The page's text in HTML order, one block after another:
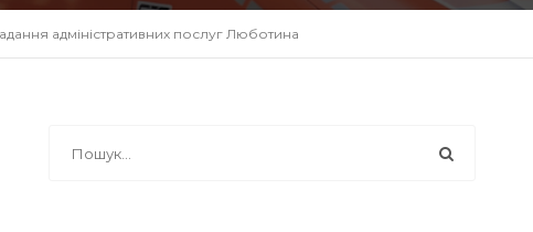
адміністративних послуг Люботина